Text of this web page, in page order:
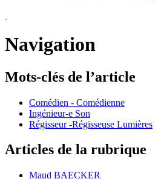
Navigation
Mots-clés de l’article
Comédien - Comédienne
Ingénieur-e Son
Régisseur -Régisseuse Lumières
Articles de la rubrique
Maud BAECKER